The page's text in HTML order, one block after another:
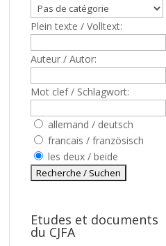
Plein texte / Volltext:
Auteur / Autor:
Mot clef / Schlagwort:
allemand / deutsch
francais / französisch
les deux / beide
Etudes et documents
du CJFA